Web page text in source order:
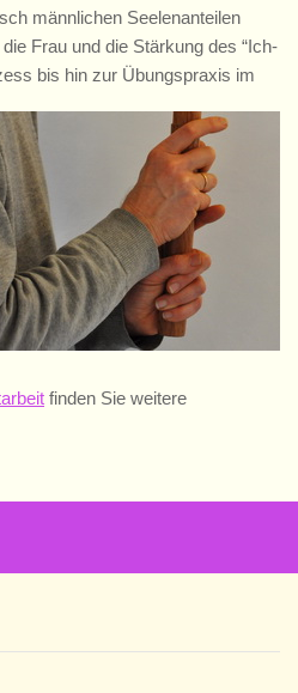
männlichen Seelenanteilen
Frau und die Stärkung des “Ich-
bis hin zur Übungspraxis im
finden Sie weitere